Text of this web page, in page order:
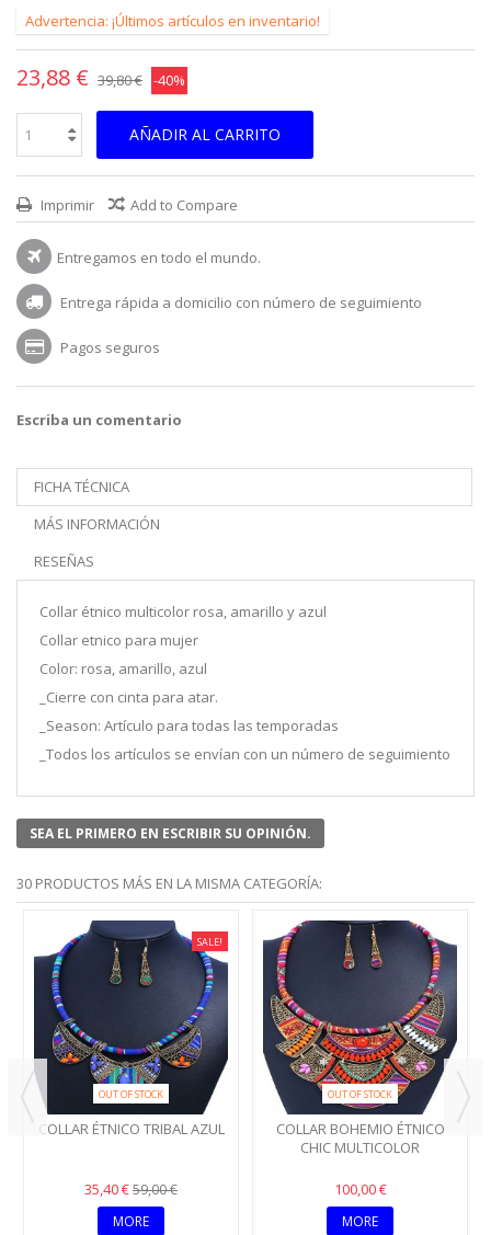
Advertencia: ¡Últimos artículos en inventario!
23,88 € 39,80 € -40%
AÑADIR AL CARRITO
Imprimir Add to Compare
Entregamos en todo el mundo.
Entrega rápida a domicilio con número de seguimiento
Pagos seguros
Escriba un comentario
FICHA TÉCNICA
MÁS INFORMACIÓN
RESEÑAS
Collar étnico multicolor rosa, amarillo y azul
Collar etnico para mujer
Color: rosa, amarillo, azul
_Cierre con cinta para atar.
_Season: Artículo para todas las temporadas
_Todos los artículos se envían con un número de seguimiento
SEA EL PRIMERO EN ESCRIBIR SU OPINIÓN.
30 PRODUCTOS MÁS EN LA MISMA CATEGORÍA:
SALE!
OUT OF STOCK
COLLAR ÉTNICO TRIBAL AZUL
35,40 €59,00 €
MORE
OUT OF STOCK
COLLAR BOHEMIO ÉTNICO
CHIC MULTICOLOR
100,00 €
MORE